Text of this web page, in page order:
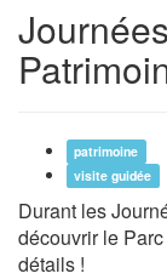
patrimoine
visite guidée
Durant les
découvrir le
détails !